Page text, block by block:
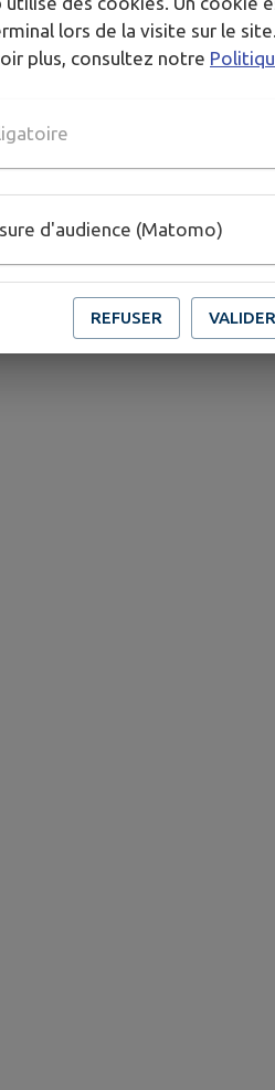
lors de la visite sur le site.
plus, consultez notre
d'audience (Matomo)
REFUSER